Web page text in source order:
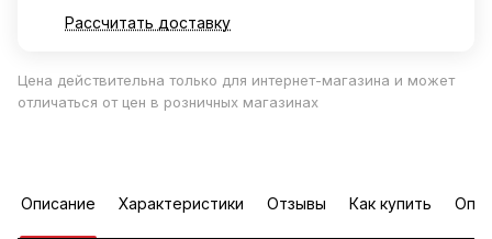
Рассчитать доставку
Цена действительна только для интернет-магазина и может
отличаться от цен в розничных магазинах
Описание Характеристики Отзывы Как купить